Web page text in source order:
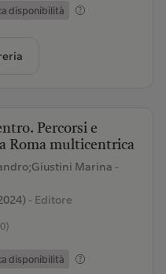
disponibilità
Percorsi e
Roma multicentrica
Marina -
- Editore
disponibilità